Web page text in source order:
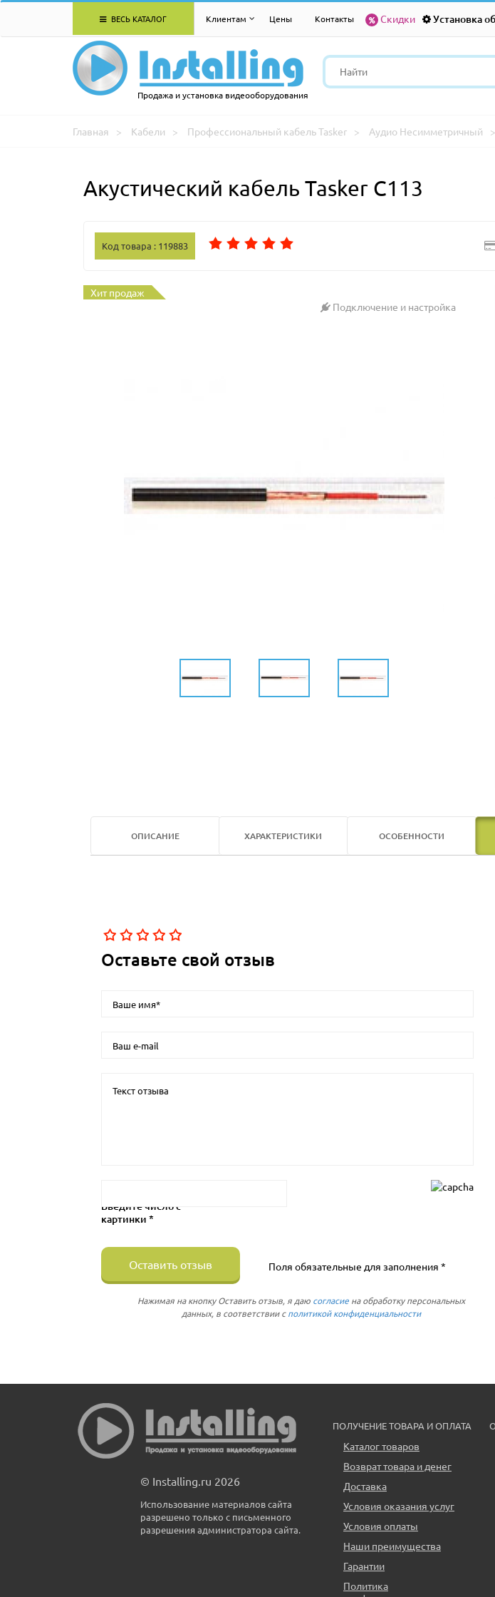
ВЕСЬ КАТАЛОГ Клиентам Цены Контакты Скидки Установка
Продажа и установка видеооборудования
Главная Кабели Профессиональный кабель Tasker Аудио Несимметричный
Акустический кабель Tasker C113
Код товара : 119883
Хит продаж
Подключение и настройка
ОПИСАНИЕ ХАРАКТЕРИСТИКИ ОСОБЕННОСТИ
Оставьте свой отзыв
Введите число с
картинки *
Оставить отзыв Поля обязательные для заполнения *
Нажимая на кнопку Оставить отзыв, я даю согласие на обработку персональных
данных, в соответствии сполитикой конфиденциальности
© Installing.ru 2026
Использование материалов сайта
разрешено только с письменного
разрешения администратора сайта.
ПОЛУЧЕНИЕ ТОВАРА И ОПЛАТА
Каталог товаров
Возврат товара и денег
Доставка
Условия оказания услуг
Условия оплаты
Наши преимущества
Гарантии
Политика